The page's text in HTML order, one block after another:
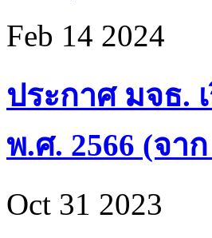
Feb 14 2024
ประกาศ มจธ.
พ.ศ. 2566 (จา
Oct 31 2023